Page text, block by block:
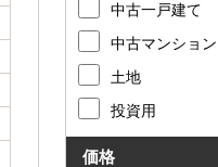
中古一戸建て
中古マンション
土地
投資用
価格